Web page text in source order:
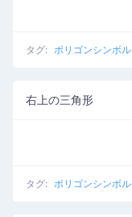
タグ: ポリゴンシンボル
右上の三角形
タグ: ポリゴンシンボル